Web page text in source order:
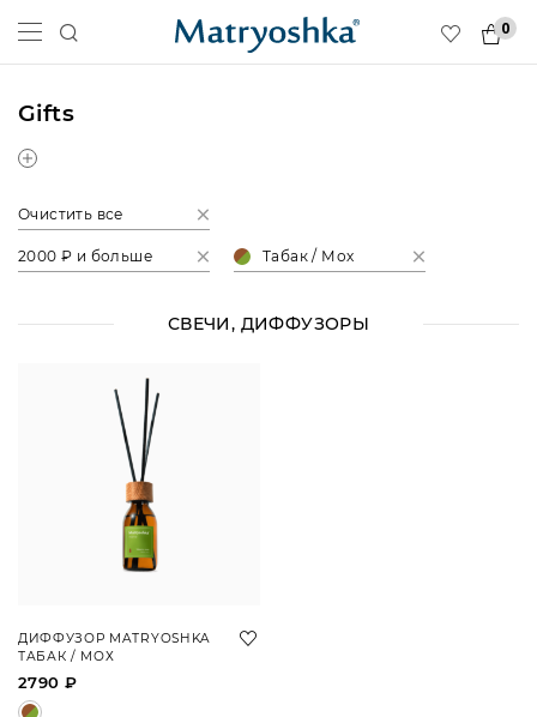
0
Gifts
Очистить все
2000 ₽ и больше Табак / Мох
СВЕЧИ, ДИФФУЗОРЫ
ДИФФУЗОР MATRYOSHKA
ТАБАК / МОХ
2790 ₽